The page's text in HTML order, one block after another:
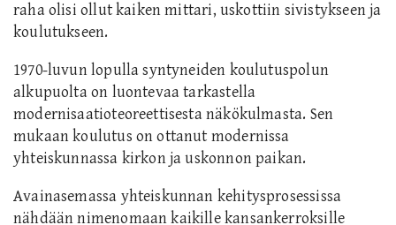
raha olisi ollut kaiken mittari, uskottiin sivistykseen ja
koulutukseen.
1970-luvun lopulla syntyneiden koulutuspolun
alkupuolta on luontevaa tarkastella
modernisaatioteoreettisesta näkökulmasta. Sen
mukaan koulutus on ottanut modernissa
yhteiskunnassa kirkon ja uskonnon paikan.
Avainasemassa yhteiskunnan kehitysprosessissa
nähdään nimenomaan kaikille kansankerroksille